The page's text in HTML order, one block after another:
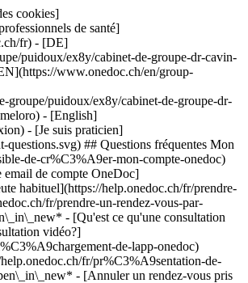
cookies]
de santé]
fr) - [DE]
puidoux/ex8y/cabinet-de-groupe-dr-cavin-
www.onedoc.ch/en/group-
groupe/puidoux/ex8y/cabinet-de-groupe-dr-
- [English]
- [Je suis praticien]
## Questions fréquentes Mon
de-cr%C3%A9er-mon-compte-onedoc)
de compte OneDoc]
habituel](https://help.onedoc.ch/fr/prendre-
fr/prendre-un-rendez-vous-par-
- [Qu'est ce qu'une consultation
vidéo?]
de-lapp-onedoc)
fr/pr%C3%A9sentation-de-
groupe/gland)[Cabinet de groupe à Montreux](https://www.onedoc.ch/fr/cabinet-de-groupe/montreux)[Cabinet de groupe à Prilly](https://www.onedoc.ch/fr/cabinet-de-groupe/prilly)[Cabinet de groupe à Rolle](https://www.onedoc.ch/fr/cabinet-de-groupe/rolle)[Cabinet de groupe à Orbe](https://www.onedoc.ch/fr/cabinet-de-groupe/orbe)[Cabinet de groupe à Le Mont-sur-Lausanne](https://www.onedoc.ch/fr/cabinet-de-groupe/le-mont-sur-lausanne)[Cabinet de groupe à La Sarraz](https://www.onedoc.ch/fr/cabinet-de-groupe/la-sarraz)[Cabinet de groupe à Payerne](https://www.onedoc.ch/fr/cabinet-de-groupe/payerne)[Cabinet de groupe à Epalinges](https://www.onedoc.ch/fr/cabinet-de-groupe/epalinges)[Cabinet de groupe à Cossonay](https://www.onedoc.ch/fr/cabinet-de-groupe/cossonay)[Cabinet de groupe à Lutry](https://www.onedoc.ch/fr/cabinet-de-groupe/lutry)[Cabinet de groupe à Echallens](https://www.onedoc.ch/fr/cabinet-de-groupe/echallens) *keyboard\_arrow\_right* ## Trouver un établissement [Cabinet médical](https://www.onedoc.ch/fr/cabinet-medical)[Centre médical](https://www.onedoc.ch/fr/centre-medical)[Cabinet de groupe](https://www.onedoc.ch/fr/cabinet-de-groupe)[Cabinet dentaire](https://www.onedoc.ch/fr/cabinet-dentaire)[Pharmacie](https://www.onedoc.ch/fr/pharmacie)[Cabinet d'ostéopathie](https://www.onedoc.ch/fr/cabinet-d-osteopathie)[Cabinet de physiothérapie](https://www.onedoc.ch/fr/cabinet-de-physiotherapie)[Groupe médical](https://www.onedoc.ch/fr/groupe-medical)[Clinique dentaire](https://www.onedoc.ch/fr/clinique-dentaire)[Centre de santé](https://www.onedoc.ch/fr/centre-de-sante)[Magasin d'optique](https://www.onedoc.ch/fr/magasin-d-optique)[Centre auditif](https://www.onedoc.ch/fr/centre-auditif)[Clinique privée](https://www.onedoc.ch/fr/clinique-privee)[Hôpital](https://www.onedoc.ch/fr/hopital)[Centre médical et dentaire](https://www.onedoc.ch/fr/centre-medical-et-dentaire)[Maison de santé](https://www.onedoc.ch/fr/maison-de-sante)[Laboratoire d'analyse](https://www.onedoc.ch/fr/laboratoire-d-analyse)[Cabinet paramédical](https://www.onedoc.ch/fr/cabinet-paramedical)[Centre d'imagerie médicale](https://www.onedoc.ch/fr/centre-d-imagerie-medicale) *keyboard\_arrow\_right* ## Annuaire des professionnels de santé suisses [Liste des praticiens](https://www.onedoc.ch/fr/annuaire) [A](https://www.onedoc.ch/fr/annuaire/A) [B](https://www.onedoc.ch/fr/annuaire/B) [C](https://www.onedoc.ch/fr/annuaire/C) [D](https://www.onedoc.ch/fr/annuaire/D) [E](https: